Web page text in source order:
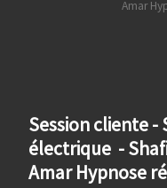
Session cliente -
électrique -
Amar Hypnose